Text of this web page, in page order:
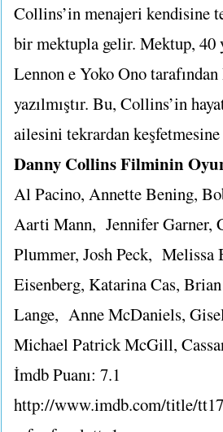
Collins’in menajeri kendisine
bir mektupla gelir. Mektup, 40
Lennon e Yoko Ono
yazılmıştır. Bu, Collins’in
ailesini tekrardan keşfetmesine
Danny Collins Filminin
Al Pacino, Annette Bening,
Aarti Mann, Jennifer Garner,
Plummer, Josh Peck, Melissa
Eisenberg, Katarina Cas,
Lange, Anne McDaniels,
Michael Patrick McGill,
İmdb Puanı: 7.1
http://www.imdb.com/title/